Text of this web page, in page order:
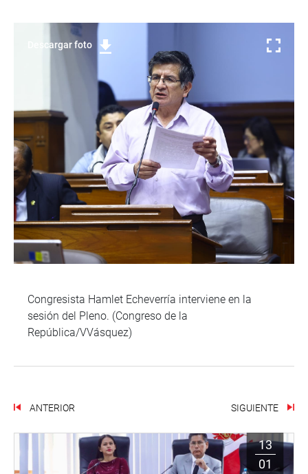
Descargar foto
Congresista Hamlet Echeverría interviene en la
sesión del Pleno. (Congreso de la
República/VVásquez)
ANTERIOR SIGUIENTE
13
01